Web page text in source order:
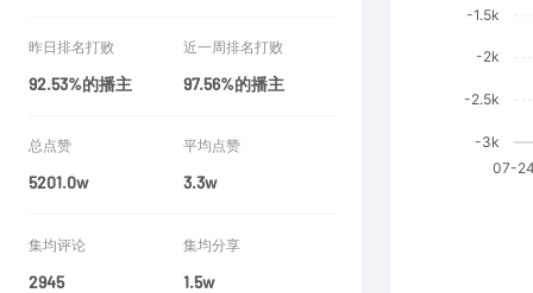
昨日排名打败
92.53%的播主
近一周排名打败
97.56%的播主
总点赞
5201.0w
平均点赞
3.3w
集均评论
2945
集均分享
1.5w